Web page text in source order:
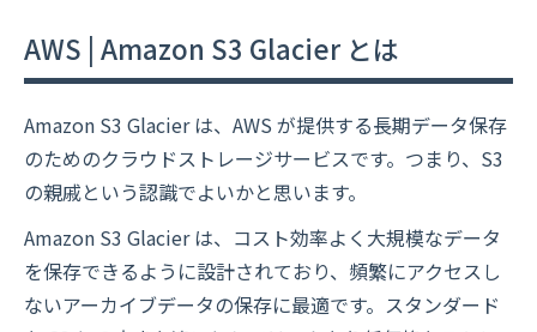
AWS | Amazon S3 Glacier とは
Amazon S3 Glacier は、AWS が提供する長期データ保存
のためのクラウドストレージサービスです。つまり、S3
の親戚という認識でよいかと思います。
Amazon S3 Glacier は、コスト効率よく大規模なデータ
を保存できるように設計されており、頻繁にアクセスし
ないアーカイブデータの保存に最適です。スタンダード